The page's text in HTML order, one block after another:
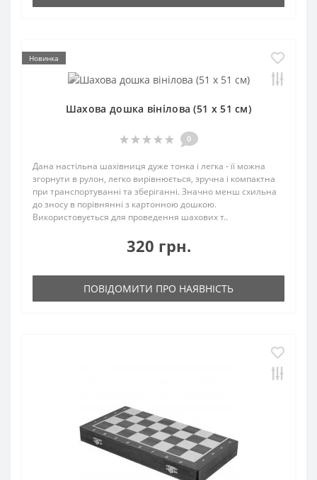
Новинка
Шахова дошка вінілова (51 х 51 см)
0
Дана настільна шахівниця дуже тонка і легка - її можна
згорнути в рулон, легко вирівнюється, зручна і компактна
при транспортуванні та зберіганні. Значно менш схильна
до зносу в порівнянні з картонною дошкою.
Використовується для проведення шахових т..
320 грн.
ПОВІДОМИТИ ПРО НАЯВНІСТЬ